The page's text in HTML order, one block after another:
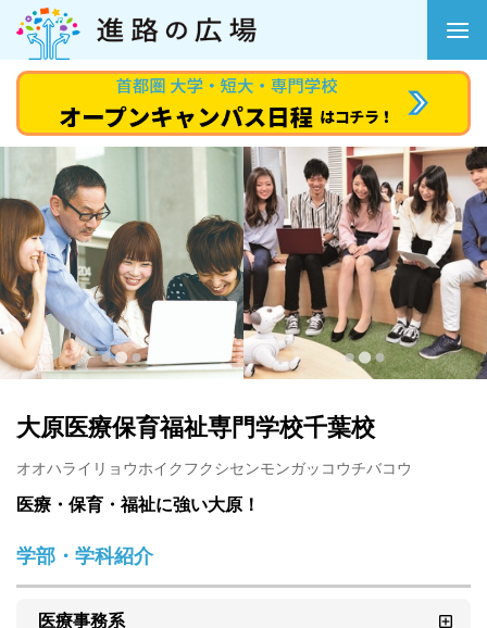
大原医療保育福祉専門学校千葉校
オオハライリョウホイクフクシセンモンガッコウチバコウ
医療・保育・福祉に強い大原！
学部・学科紹介
医療事務系